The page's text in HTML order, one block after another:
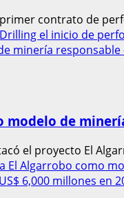
contrato de
el inicio de
minería
modelo de
el proyecto El
El Algarrobo como
6,000 millones en